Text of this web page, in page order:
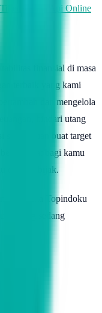
Kereta Api Online
finansial di masa
terbaik yang kami
dan mengelola
hindari utang
saham, dan buat target
bagi kamu
dengan bijak.
bersama Topindoku
yang sedang